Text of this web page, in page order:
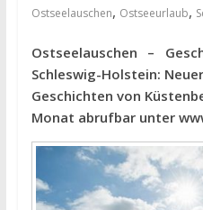
Ostseelauschen, Ostseeurlaub,
Ostseelauschen –
Schleswig-Holstein:
Geschichten von
Monat abrufbar unter